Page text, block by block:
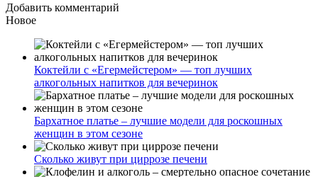
Добавить комментарий
Новое
Коктейли с «Егермейстером» — топ лучших
алкогольных напитков для вечеринок
Бархатное платье – лучшие модели для роскошных
женщин в этом сезоне
Сколько живут при циррозе печени